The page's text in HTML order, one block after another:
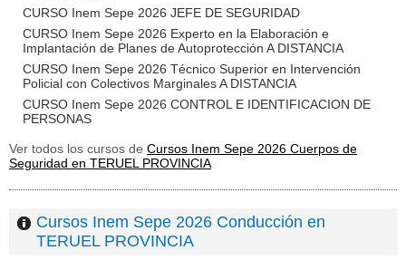
CURSO Inem Sepe 2026 JEFE DE SEGURIDAD
CURSO Inem Sepe 2026 Experto en la Elaboración e
Implantación de Planes de Autoprotección A DISTANCIA
CURSO Inem Sepe 2026 Técnico Superior en Intervención
Policial con Colectivos Marginales A DISTANCIA
CURSO Inem Sepe 2026 CONTROL E IDENTIFICACION DE
PERSONAS
Ver todos los cursos de Cursos Inem Sepe 2026 Cuerpos de
Seguridad en TERUEL PROVINCIA
Cursos Inem Sepe 2026 Conducción en
TERUEL PROVINCIA